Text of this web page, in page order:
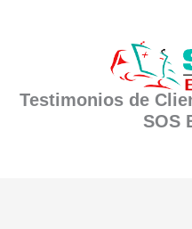
Testimonios de
SOS